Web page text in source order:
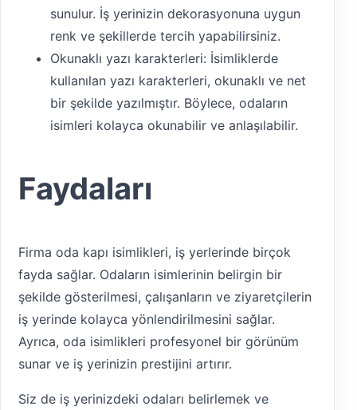
sunulur. İş yerinizin dekorasyonuna uygun
renk ve şekillerde tercih yapabilirsiniz.
Okunaklı yazı karakterleri: İsimliklerde
kullanılan yazı karakterleri, okunaklı ve net
bir şekilde yazılmıştır. Böylece, odaların
isimleri kolayca okunabilir ve anlaşılabilir.
Faydaları
Firma oda kapı isimlikleri, iş yerlerinde birçok
fayda sağlar. Odaların isimlerinin belirgin bir
şekilde gösterilmesi, çalışanların ve ziyaretçilerin
iş yerinde kolayca yönlendirilmesini sağlar.
Ayrıca, oda isimlikleri profesyonel bir görünüm
sunar ve iş yerinizin prestijini artırır.
Siz de iş yerinizdeki odaları belirlemek ve